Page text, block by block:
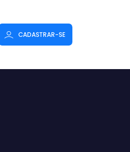
CADASTRAR-SE